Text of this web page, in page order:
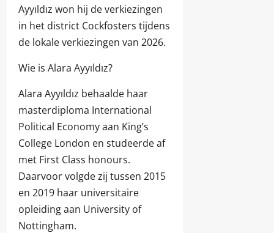
Ayyıldız won hij de verkiezingen
in het district Cockfosters tijdens
de lokale verkiezingen van 2026.
Wie is Alara Ayyıldız?
Alara Ayyıldız behaalde haar
masterdiploma International
Political Economy aan King’s
College London en studeerde af
met First Class honours.
Daarvoor volgde zij tussen 2015
en 2019 haar universitaire
opleiding aan University of
Nottingham.